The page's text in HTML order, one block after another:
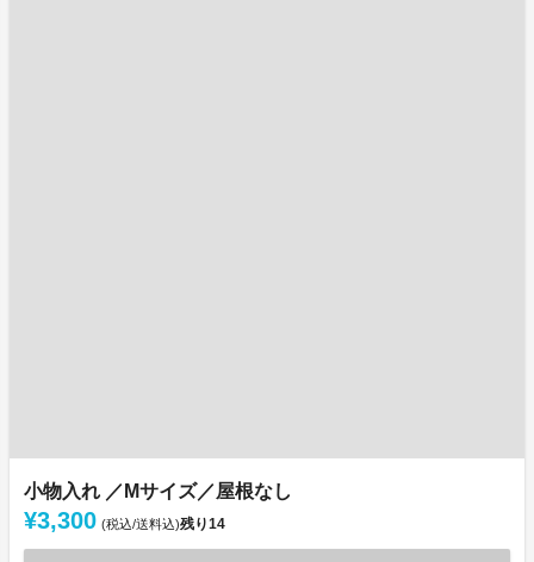
小物入れ ／Mサイズ／屋根なし
¥3,300 (税込/送料込)残り14